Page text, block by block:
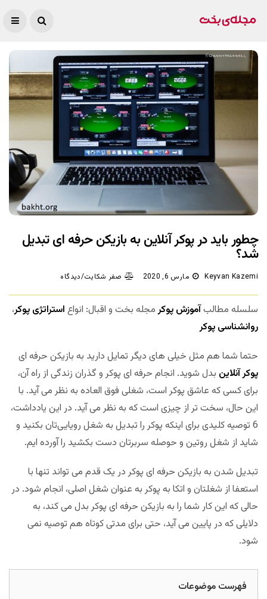
چطور باید در پوکر آنلاین به بازیکن حرفه ای تبدیل
شد؟
Keyvan Kazemi مارس 6, 2020 صفر شکایت/دیدگاه
سلسله مطالبآموزش پوکرمجله بخت و اقبال: انواع استراتژی پوکر،
روانشناسی پوکر
حتما شما هم مثل خیلی های دیگر تمایل دارید به بازیکن حرفه ای
پوکر آنلاین بدل شوید. انجام حرفه ای پوکر و گذران زندگی از راه آن،
برای کسی که عاشق پوکر است، شغلی فوق العاده به نظر می آید. با
این حال، سخت تر از چیزی است که به نظر می آید. در این یادداشت،
6 توصیه کلیدی برای اینکه پوکر را تبدیل به شغل رویایی‌تان بکنید و
شاید از شغل روتین و حوصله سربرتان دست بکشید را آورده ایم.
تبدیل شدن به بازیکن حرفه ای پوکر در یک قدم می تواند تنها با
استعفا از شغلتان و اتکا به پوکر به عنوان شغل اصلی، انجام شود. در
حالی که این کار شما را به بازیکن حرفه ای پوکر بدل می کند، به
دلایلی که در پایین می آید، حتی برای مدتی کوتاه هم توصیه نمی
شود.
فهرست موضوعات